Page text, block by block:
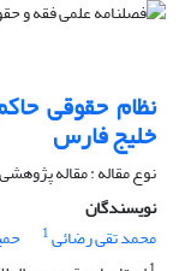
نظام حقوقی
خلیج فارس
نوع مقاله : مقاله پژوهشی
نویسندگان
محمد تقی رضائی1